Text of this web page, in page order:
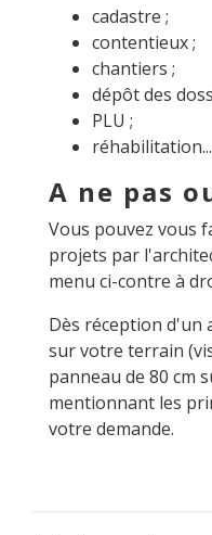
cadastre ;
contentieux ;
chantiers ;
dépôt des
PLU ;
A ne pas
Vous pouvez vous
projets par
menu ci-contre à
Dès réception d'un
sur votre terrain
panneau de 80 cm
mentionnant les
votre demande.